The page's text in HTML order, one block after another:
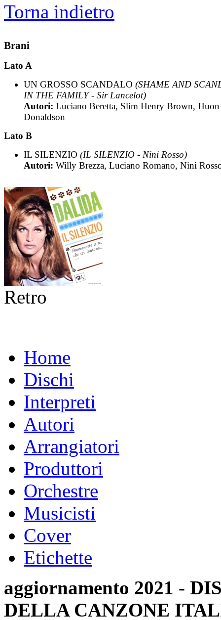
Torna indietro
Brani
Lato A
UN GROSSO SCANDALO (SHAME AND
IN THE FAMILY - Sir Lancelot)
Autori: Luciano Beretta, Slim Henry Brown, Huon
Donaldson
Lato B
IL SILENZIO (IL SILENZIO - Nini Rosso)
Autori: Willy Brezza, Luciano Romano, Nini
Retro
Home
Dischi
Interpreti
Autori
Arrangiatori
Produttori
Orchestre
Musicisti
Cover
Etichette
aggiornamento 2021 -
DELLA CANZONE